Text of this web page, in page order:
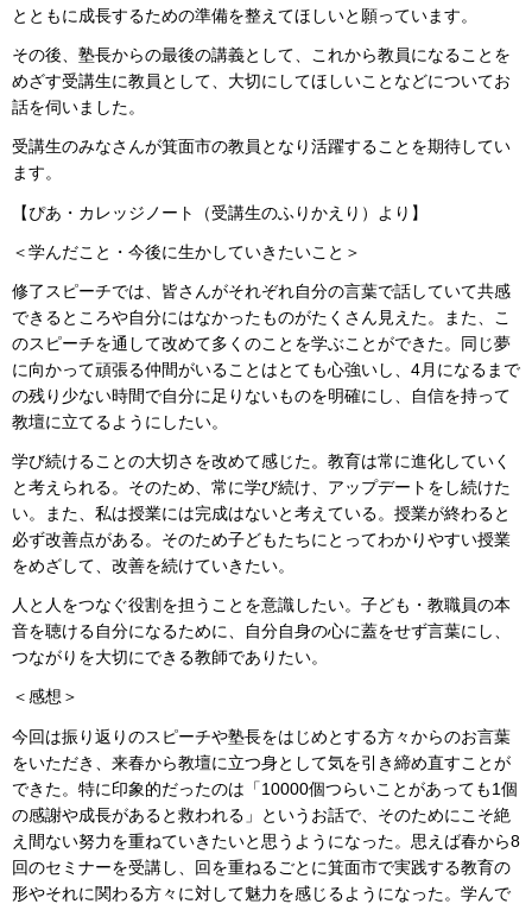
とともに成長するための準備を整えてほしいと願っています。
その後、塾長からの最後の講義として、これから教員になることを
めざす受講生に教員として、大切にしてほしいことなどについてお
話を伺いました。
受講生のみなさんが箕面市の教員となり活躍することを期待してい
ます。
【ぴあ・カレッジノート（受講生のふりかえり）より】
＜学んだこと・今後に生かしていきたいこと＞
修了スピーチでは、皆さんがそれぞれ自分の言葉で話していて共感
できるところや自分にはなかったものがたくさん見えた。また、こ
のスピーチを通して改めて多くのことを学ぶことができた。同じ夢
に向かって頑張る仲間がいることはとても心強いし、4月になるまで
の残り少ない時間で自分に足りないものを明確にし、自信を持って
教壇に立てるようにしたい。
学び続けることの大切さを改めて感じた。教育は常に進化していく
と考えられる。そのため、常に学び続け、アップデートをし続けた
い。また、私は授業には完成はないと考えている。授業が終わると
必ず改善点がある。そのため子どもたちにとってわかりやすい授業
をめざして、改善を続けていきたい。
人と人をつなぐ役割を担うことを意識したい。子ども・教職員の本
音を聴ける自分になるために、自分自身の心に蓋をせず言葉にし、
つながりを大切にできる教師でありたい。
＜感想＞
今回は振り返りのスピーチや塾長をはじめとする方々からのお言葉
をいただき、来春から教壇に立つ身として気を引き締め直すことが
できた。特に印象的だったのは「10000個つらいことがあっても1個
の感謝や成長があると救われる」というお話で、そのためにこそ絶
え間ない努力を重ねていきたいと思うようになった。思えば春から8
回のセミナーを受講し、回を重ねるごとに箕面市で実践する教育の
形やそれに関わる方々に対して魅力を感じるようになった。学んで